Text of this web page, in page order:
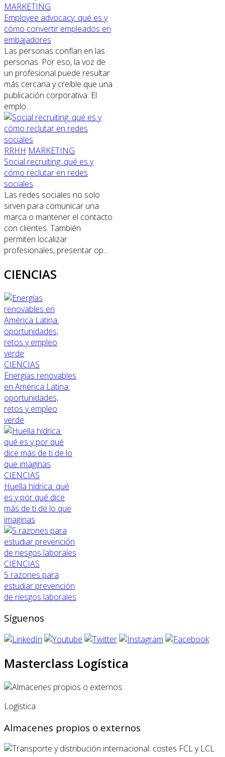
MARKETING
Employee advocacy: qué es y
cómo convertir empleados en
embajadores
Las personas confían en las
personas. Por eso, la voz de
un profesional puede resultar
más cercana y creíble que una
publicación corporativa. El
emplo...
RRHH MARKETING
Social recruiting: qué es y
cómo reclutar en redes
sociales
Las redes sociales no solo
sirven para comunicar una
marca o mantener el contacto
con clientes. También
permiten localizar
profesionales, presentar op...
CIENCIAS
CIENCIAS
Energías renovables
en América Latina:
oportunidades,
retos y empleo
verde
CIENCIAS
Huella hídrica: qué
es y por qué dice
más de ti de lo que
imaginas
CIENCIAS
5 razones para
estudiar prevención
de riesgos laborales
Síguenos
Masterclass Logística
Logística
Almacenes propios o externos